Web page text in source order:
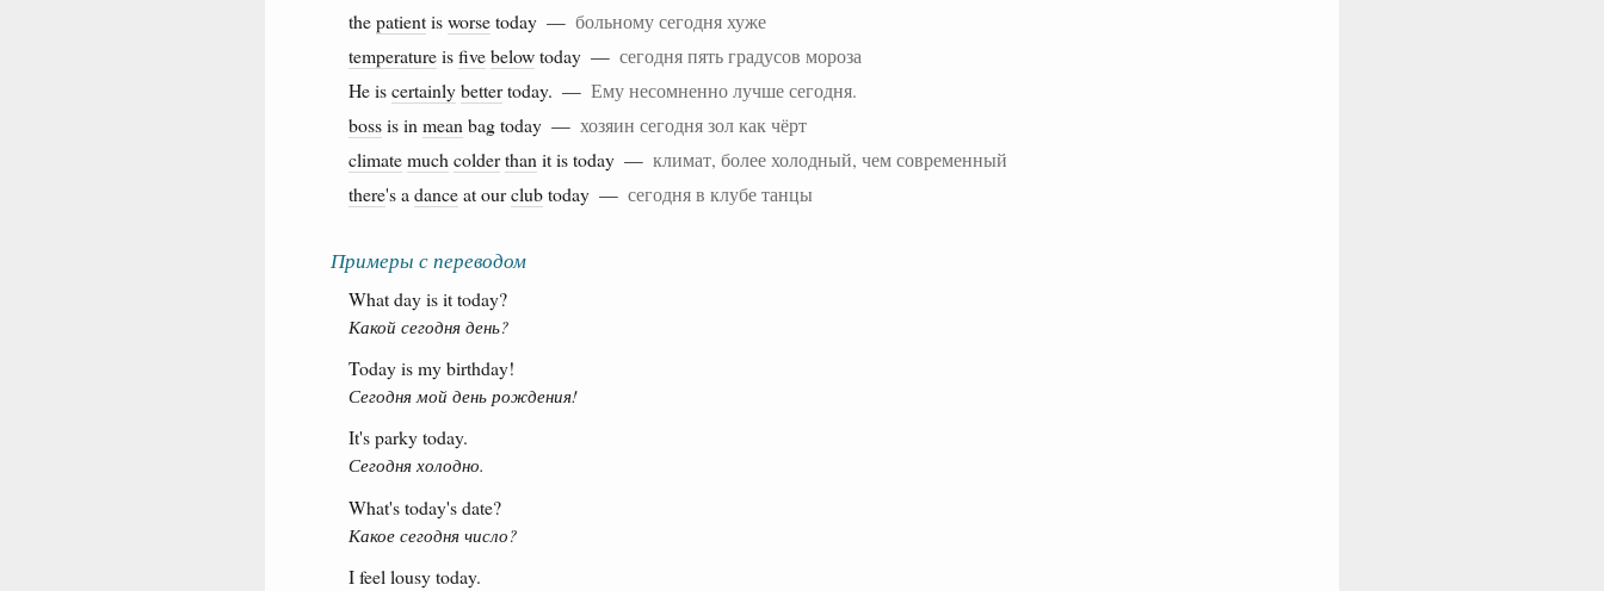
thepatientisworsetoday — больному сегодня хуже
temperatureisfivebelowtoday — сегодня пять градусов мороза
He iscertainlybettertoday. — Ему несомненно лучше сегодня.
bossis in mean bag today — хозяин сегодня зол как чёрт
climatemuch colderthan it is today — климат, более холодный, чем современный
there's a danceat ourclubtoday — сегодня в клубе танцы
Примеры с переводом
What day is it today?
Какой сегодня день?
Today is my birthday!
Сегодня мой день рождения!
It's parky today.
Сегодня холодно.
What's today's date?
Какое сегодня число?
I feel lousy today.